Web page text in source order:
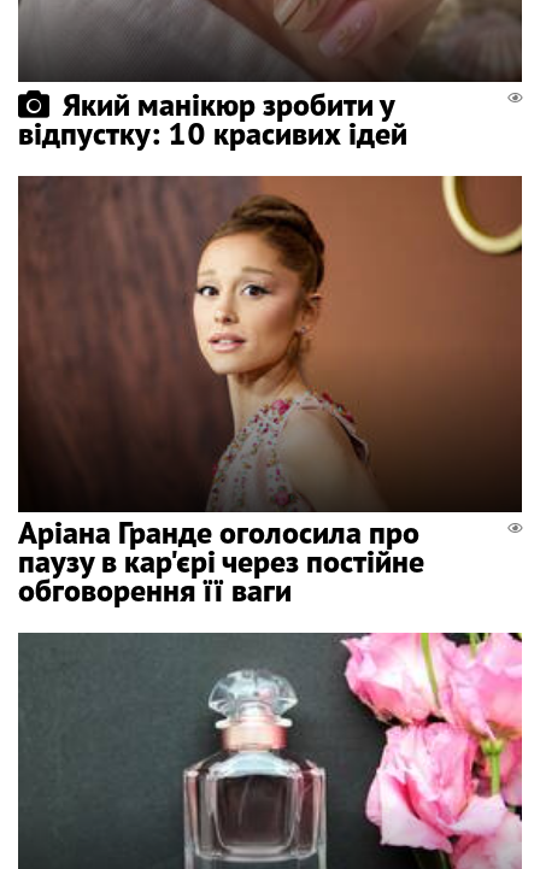
Який манікюр зробити у
відпустку: 10 красивих ідей
Аріана Гранде оголосила про
паузу в кар'єрі через постійне
обговорення її ваги